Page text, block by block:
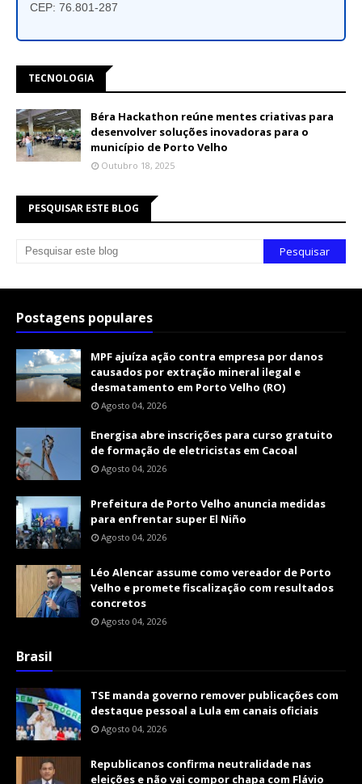
CEP: 76.801-287
TECNOLOGIA
Béra Hackathon reúne mentes criativas para
desenvolver soluções inovadoras para o
município de Porto Velho
Outubro 18, 2025
PESQUISAR ESTE BLOG
Postagens populares
MPF ajuíza ação contra empresa por danos
causados por extração mineral ilegal e
desmatamento em Porto Velho (RO)
Agosto 04, 2026
Energisa abre inscrições para curso gratuito
de formação de eletricistas em Cacoal
Agosto 04, 2026
Prefeitura de Porto Velho anuncia medidas
para enfrentar super El Niño
Agosto 04, 2026
Léo Alencar assume como vereador de Porto
Velho e promete fiscalização com resultados
concretos
Agosto 04, 2026
Brasil
TSE manda governo remover publicações com
destaque pessoal a Lula em canais oficiais
Agosto 04, 2026
Republicanos confirma neutralidade nas
eleições e não vai compor chapa com Flávio